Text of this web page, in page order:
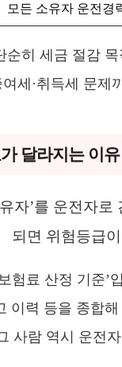
모든 소유자 운전경
히 세금 절감
세·취득세 문제
달라지는 이유
자’를 운전자
되면 위험등급
험료 산정 기준’
이력 등을 종합
사람 역시 운전